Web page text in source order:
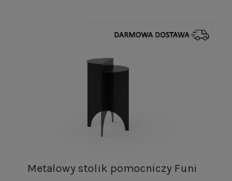
Metalowy stolik pomocniczy Funi